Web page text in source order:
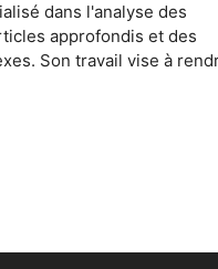
dans l'analyse des
approfondis et des
Son travail vise à